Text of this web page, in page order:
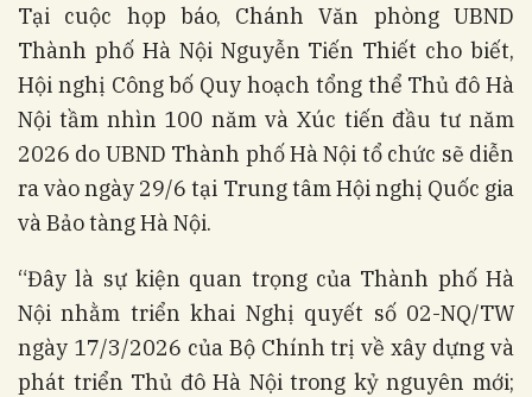
Tại cuộc họp báo, Chánh Văn phòng UBND
Thành phố Hà Nội Nguyễn Tiến Thiết cho biết,
Hội nghị Công bố Quy hoạch tổng thể Thủ đô Hà
Nội tầm nhìn 100 năm và Xúc tiến đầu tư năm
2026 do UBND Thành phố Hà Nội tổ chức sẽ diễn
ra vào ngày 29/6 tại Trung tâm Hội nghị Quốc gia
và Bảo tàng Hà Nội.
“Đây là sự kiện quan trọng của Thành phố Hà
Nội nhằm triển khai Nghị quyết số 02-NQ/TW
ngày 17/3/2026 của Bộ Chính trị về xây dựng và
phát triển Thủ đô Hà Nội trong kỷ nguyên mới;